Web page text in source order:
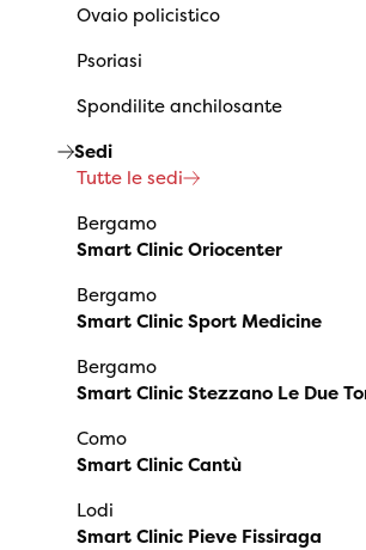
Ovaio policistico
Psoriasi
Spondilite anchilosante
Sedi
Tutte le sedi
Bergamo
Smart Clinic Oriocenter
Bergamo
Smart Clinic Sport Medicine
Bergamo
Smart Clinic Stezzano Le Due
Como
Smart Clinic Cantù
Lodi
Smart Clinic Pieve Fissiraga